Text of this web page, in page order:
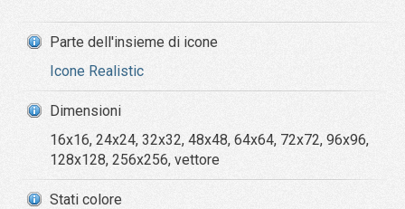
Parte dell'insieme di icone
Icone Realistic
Dimensioni
16x16, 24x24, 32x32, 48x48, 64x64, 72x72, 96x96,
128x128, 256x256, vettore
Stati colore